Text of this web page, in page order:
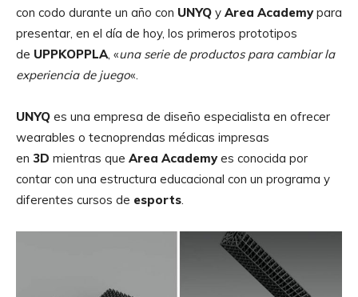
con codo durante un año con UNYQ y Area Academypara
presentar, en el día de hoy, los primeros prototipos
de UPPKOPPLA , «una serie de productos para cambiar la
experiencia de juego«.
UNYQ es una empresa de diseño especialista en ofrecer
wearables o tecnoprendas médicas impresas
en 3D mientras que Area Academyes conocida por
contar con una estructura educacional con un programa y
diferentes cursos de esports